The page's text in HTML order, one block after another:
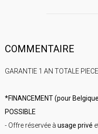
COMMENTAIRE
GARANTIE 1 AN TOTALE
*FINANCEMENT (pour
POSSIBLE
- Offre réservée à usage privé